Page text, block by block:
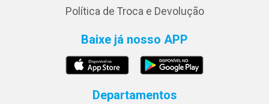
Política de Troca e Devolução
Baixe já nosso APP
Departamentos